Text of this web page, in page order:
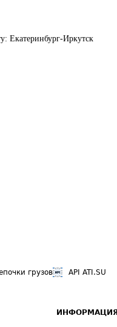
Екатеринбург-Иркутск
грузов API ATI.SU
ИНФОРМАЦИЯ